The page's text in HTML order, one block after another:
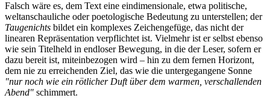
Falsch wäre es, dem Text eine eindimensionale, etwa politische,
weltanschauliche oder poetologische Bedeutung zu unterstellen; der
Taugenichts bildet ein komplexes Zeichengefüge, das nicht der
linearen Repräsentation verpflichtet ist. Vielmehr ist er selbst ebenso
wie sein Titelheld in endloser Bewegung, in die der Leser, sofern er
dazu bereit ist, miteinbezogen wird – hin zu dem fernen Horizont,
dem nie zu erreichenden Ziel, das wie die untergegangene Sonne
"nur noch wie ein rötlicher Duft über dem warmen, verschallenden
Abend" schimmert.